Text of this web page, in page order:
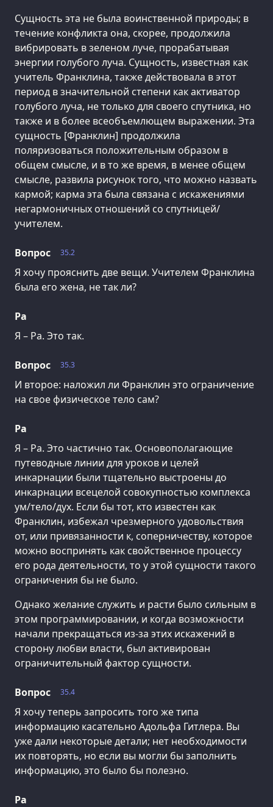
Сущность эта не была воинственной природы; в
течение конфликта она, скорее, продолжила
вибрировать в зеленом луче, прорабатывая
энергии голубого луча. Сущность, известная как
учитель Франклина, также действовала в этот
период в значительной степени как активатор
голубого луча, не только для своего спутника, но
также и в более всеобъемлющем выражении. Эта
сущность [Франклин] продолжила
поляризоваться положительным образом в
общем смысле, и в то же время, в менее общем
смысле, развила рисунок того, что можно назвать
кармой; карма эта была связана с искажениями
негармоничных отношений со спутницей/
учителем.
35.2
Вопрос
Я хочу прояснить две вещи. Учителем Франклина
была его жена, не так ли?
Ра
Я – Ра. Это так.
35.3
Вопрос
И второе: наложил ли Франклин это ограничение
на свое физическое тело сам?
Ра
Я – Ра. Это частично так. Основополагающие
путеводные линии для уроков и целей
инкарнации были тщательно выстроены до
инкарнации всецелой совокупностью комплекса
ум/тело/дух. Если бы тот, кто известен как
Франклин, избежал чрезмерного удовольствия
от, или привязанности к, соперничеству, которое
можно воспринять как свойственное процессу
его рода деятельности, то у этой сущности такого
ограничения бы не было.
Однако желание служить и расти было сильным в
этом программировании, и когда возможности
начали прекращаться из-за этих искажений в
сторону любви власти, был активирован
ограничительный фактор сущности.
35.4
Вопрос
Я хочу теперь запросить того же типа
информацию касательно Адольфа Гитлера. Вы
уже дали некоторые детали; нет необходимости
их повторять, но если вы могли бы заполнить
информацию, это было бы полезно.
Ра